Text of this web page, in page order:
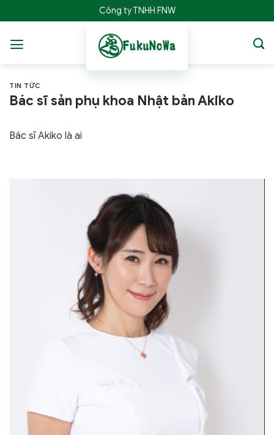
qua
nội
dung
Công ty TNHH FNW
TIN TỨC
Bác sĩ sản phụ khoa Nhật bản Akiko
Bác sĩ Akiko là ai